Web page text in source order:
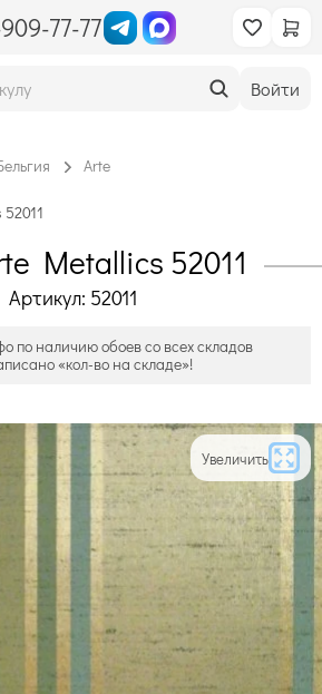
77-77
Войти
Arte
Metallics 52011
Артикул: 52011
по наличию обоев со всех складов
«кол-во на складе»!
Увеличить